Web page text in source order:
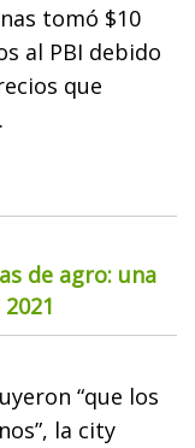
tomó $10
al PBI debido
que
de agro: una
“que los
la city